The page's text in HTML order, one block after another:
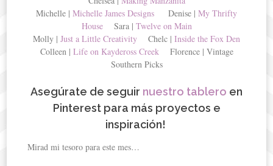
Michelle | Michelle James Designs Denise | My Thrifty
HouseSara | Twelve on Main
Molly | Just a Little Creativity Chelc | Inside the Fox Den
Colleen | Life on Kaydeross Creek Florence | Vintage
Southern Picks
Asegúrate de seguir nuestro tablero en
Pinterest para más proyectos e
inspiración!
Mirad mi tesoro para este mes…